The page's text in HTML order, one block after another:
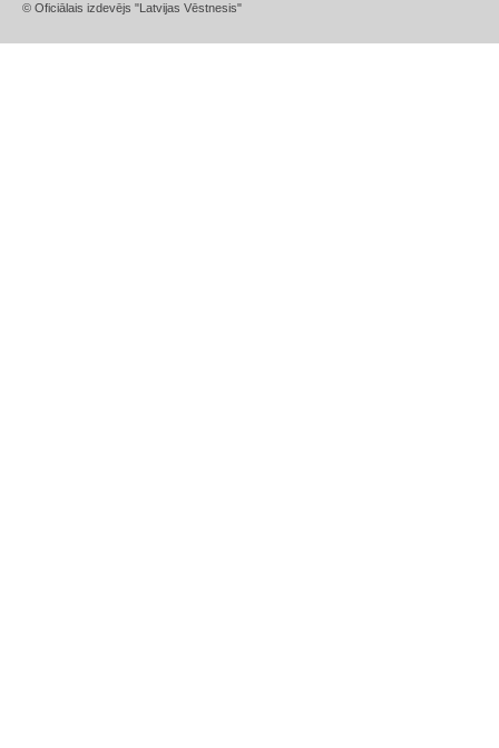
© Oficiālais izdevējs "Latvijas Vēstnesis"